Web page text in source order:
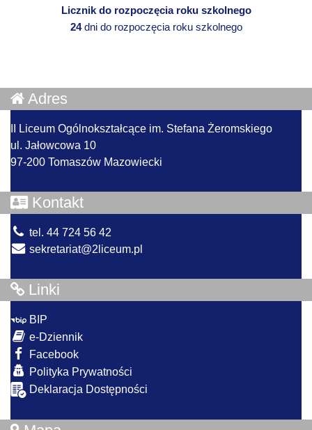
Licznik do rozpoczęcia roku szkolnego
24dni do rozpoczęcia roku szkolnego
Adres
II Liceum Ogólnokształcące im. Stefana Żeromskiego
ul. Jałowcowa 10
97-200 Tomaszów Mazowiecki
Kontakt
tel. 44 724 56 42
sekretariat@2liceum.pl
Linki
BIP
e-Dziennik
Facebook
Polityka Prywatności
Deklaracja Dostępności